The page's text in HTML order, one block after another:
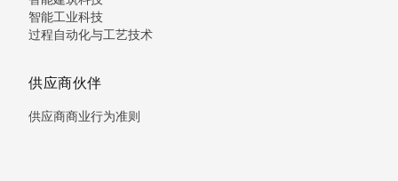
智能工业科技
过程自动化与工艺技术
供应商伙伴
供应商商业行为准则